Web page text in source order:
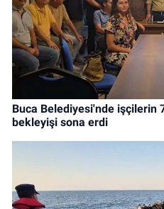
Buca Belediyesi'nde işçilerin
bekleyişi sona erdi